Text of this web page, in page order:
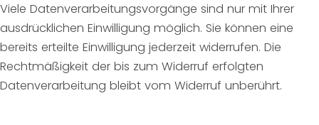
Viele Datenverarbeitungsvorgänge sind nur mit Ihrer
ausdrücklichen Einwilligung möglich. Sie können eine
bereits erteilte Einwilligung jederzeit widerrufen. Die
Rechtmäßigkeit der bis zum Widerruf erfolgten
Datenverarbeitung bleibt vom Widerruf unberührt.